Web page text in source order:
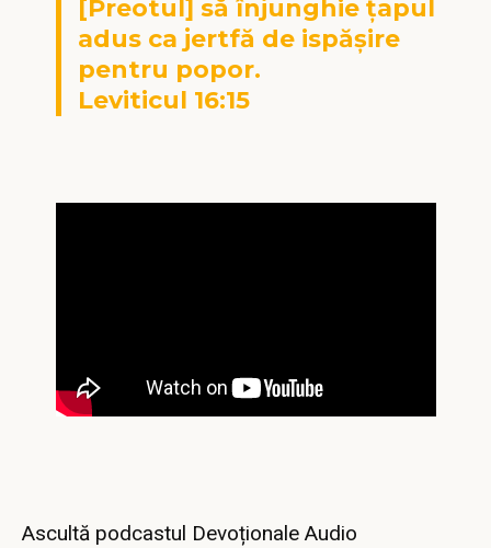
[Preotul] să înjunghie ţapul
adus ca jertfă de ispăşire
pentru popor.
Leviticul 16:15
Ascultă podcastul Devoționale Audio